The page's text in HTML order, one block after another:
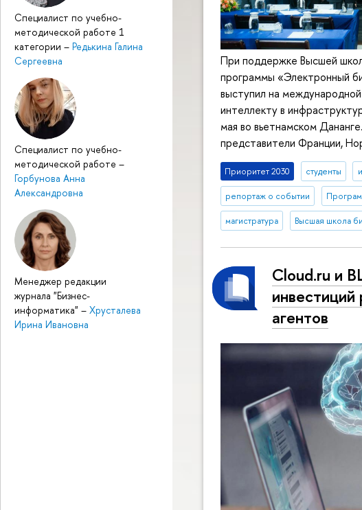
Специалист по учебно-
методической работе 1
категории – Редькина Галина
Сергеевна
Специалист по учебно-
методической работе –
Горбунова Анна
Александровна
Менеджер редакции
журнала "Бизнес-
информатика" – Хрусталева
Ирина Ивановна
При поддержке Высшей
программы «Электронный
выступил на
интеллекту в
мая во вьетнамском
представители Франции,
Приоритет 2030 студенты
репортаж о событии
магистратура Высшая школа
Cloud.ru и
агентов